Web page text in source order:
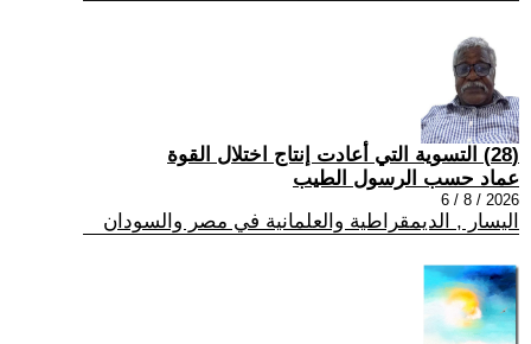
(28) التسوية التي أعادت إنتاج اختلال القوة
عماد حسب الرسول الطيب
2026 / 8 / 6
اليسار , الديمقراطية والعلمانية في مصر والسودان